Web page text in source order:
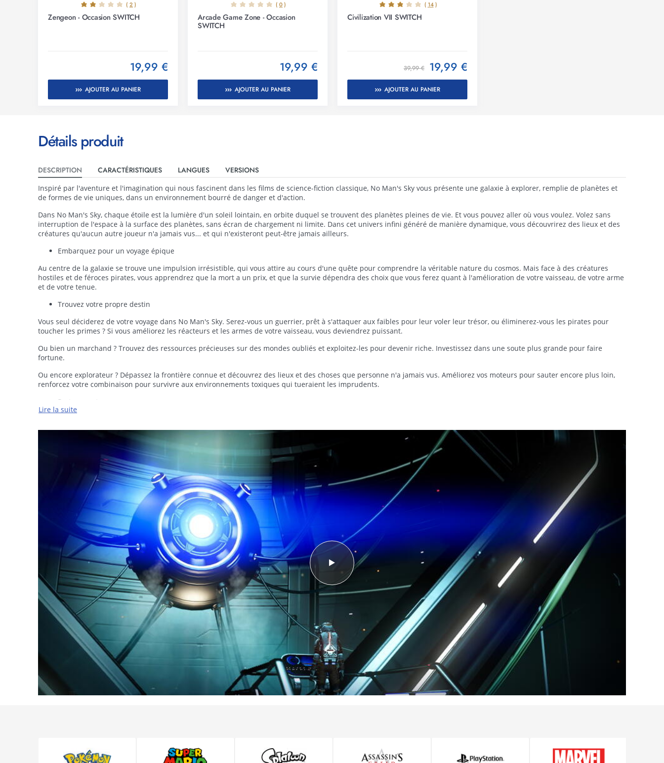
( 2 )
Zengeon - Occasion SWITCH
19,99 €
AJOUTER AU PANIER
( 0)
Arcade Game Zone - Occasion
SWITCH
19,99 €
AJOUTER AU PANIER
( 14 )
Civilization VII SWITCH
19,99 €
39,99 €
AJOUTER AU PANIER
Détails produit
DESCRIPTION CARACTÉRISTIQUES LANGUES VERSIONS
Inspiré par l'aventure et l'imagination qui nous fascinent dans les films de science-fiction classique, No Man's Sky vous présente une galaxie à explorer, remplie de planètes et
de formes de vie uniques, dans un environnement bourré de danger et d'action.
Dans No Man's Sky, chaque étoile est la lumière d'un soleil lointain, en orbite duquel se trouvent des planètes pleines de vie. Et vous pouvez aller où vous voulez. Volez sans
interruption de l'espace à la surface des planètes, sans écran de chargement ni limite. Dans cet univers infini généré de manière dynamique, vous découvrirez des lieux et des
créatures qu'aucun autre joueur n'a jamais vus... et qui n'existeront peut-être jamais ailleurs.
Embarquez pour un voyage épique
Au centre de la galaxie se trouve une impulsion irrésistible, qui vous attire au cours d'une quête pour comprendre la véritable nature du cosmos. Mais face à des créatures
hostiles et de féroces pirates, vous apprendrez que la mort a un prix, et que la survie dépendra des choix que vous ferez quant à l'amélioration de votre vaisseau, de votre arme
et de votre tenue.
Trouvez votre propre destin
Vous seul déciderez de votre voyage dans No Man's Sky. Serez-vous un guerrier, prêt à s'attaquer aux faibles pour leur voler leur trésor, ou éliminerez-vous les pirates pour
toucher les primes ? Si vous améliorez les réacteurs et les armes de votre vaisseau, vous deviendrez puissant.
Ou bien un marchand ? Trouvez des ressources précieuses sur des mondes oubliés et exploitez-les pour devenir riche. Investissez dans une soute plus grande pour faire
fortune.
Ou encore explorateur ? Dépassez la frontière connue et découvrez des lieux et des choses que personne n'a jamais vus. Améliorez vos moteurs pour sauter encore plus loin,
renforcez votre combinaison pour survivre aux environnements toxiques qui tueraient les imprudents.
Partagez votre voyage
police veille. Tous les autres joueurs vivent dans la même galaxie, et vous pouvez choisir de partager vos découvertes avec eux sur une carte qui couvre l'espace connu. Vous
verrez peut-être le résultat de leurs actions, en plus des vôtres…
Lire la suite